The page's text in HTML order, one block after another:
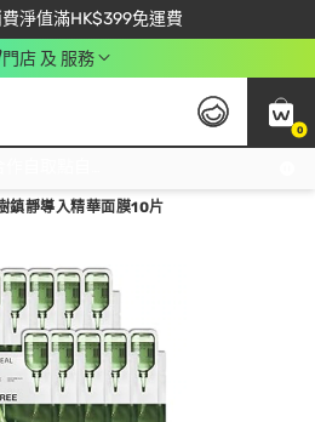
淨值滿HK$399免運費
賞錢會員盡享獨家優惠
$450 輸入 NEWAPP 即減$50
門店 及 服務
0
鎮靜導入精華面膜10片